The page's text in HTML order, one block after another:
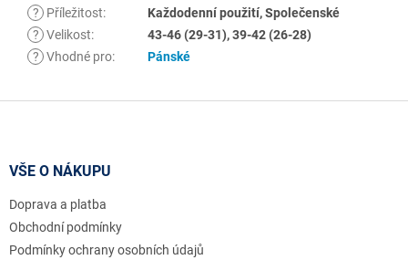
?
Příležitost:
Každodenní použití, Společenské
? Velikost:
43-46 (29-31), 39-42 (26-28)
? Vhodné pro: Pánské
VŠE O NÁKUPU
Doprava a platba
Obchodní podmínky
Podmínky ochrany osobních údajů